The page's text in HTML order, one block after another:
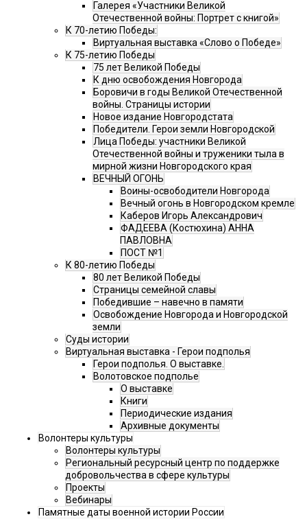
Галерея «Участники Великой
Отечественной войны: Портрет с книгой»
К 70-летию Победы:
Виртуальная выставка «Слово о Победе»
К 75-летию Победы
75 лет Великой Победы
К дню освобождения Новгорода
Боровичи в годы Великой Отечественной
войны. Страницы истории
Новое издание Новгородстата
Победители. Герои земли Новгородской
Лица Победы: участники Великой
Отечественной войны и труженики тыла в
мирной жизни Новгородского края
ВЕЧНЫЙ ОГОНЬ
Воины-освободители Новгорода
Вечный огонь в Новгородском кремле
Каберов Игорь Александрович
ФАДЕЕВА (Костюхина) АННА
ПАВЛОВНА
ПОСТ №1
К 80-летию Победы
80 лет Великой Победы
Страницы семейной славы
Победившие – навечно в памяти
Освобождение Новгорода и Новгородской
земли
Суды истории
Виртуальная выставка - Герои подполья
Герои подполья. О выставке.
Волотовское подполье
О выставке
Книги
Периодические издания
Архивные документы
Волонтеры культуры
Волонтеры культуры
Региональный ресурсный центр по поддержке
добровольчества в сфере культуры
Проекты
Вебинары
Памятные даты военной истории России